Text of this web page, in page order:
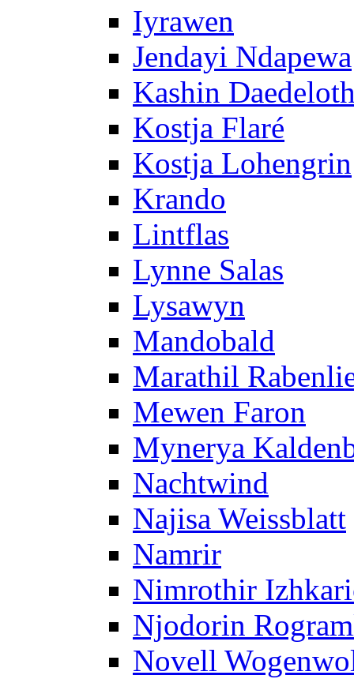
Iyrawen
Jendayi Ndapewa
Kashin
Kostja Flaré
Kostja Lohengrin
Krando
Lintflas
Lynne Salas
Lysawyn
Mandobald
Marathil
Mewen Faron
Mynerya
Nachtwind
Najisa Weissblatt
Namrir
Nimrothir
Njodorin
Novell